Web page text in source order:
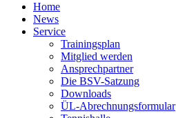
Home
News
Service
Trainingsplan
Mitglied werden
Ansprechpartner
Die BSV-Satzung
Downloads
ÜL-Abrechnungsformular